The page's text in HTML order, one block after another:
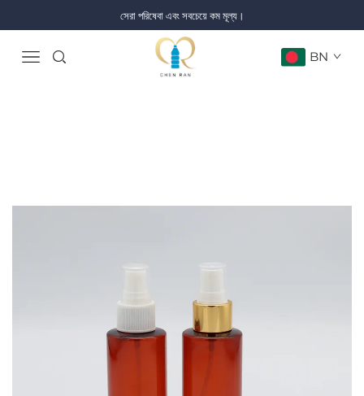
সেরা পরিষেবা এবং সবচেয়ে কম মূল্য।
BN